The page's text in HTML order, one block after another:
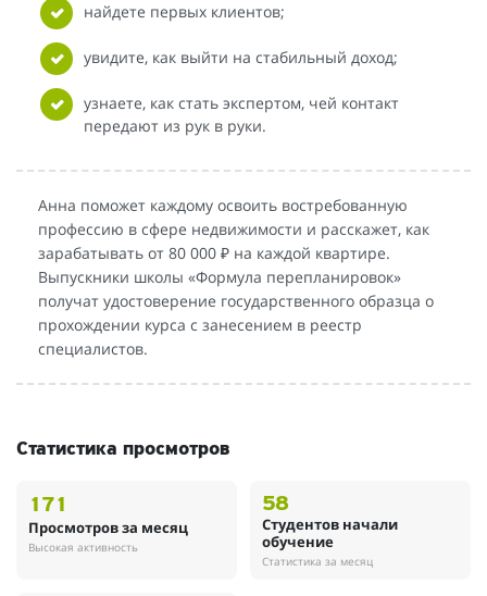
найдете первых клиентов;
увидите, как выйти на стабильный доход;
узнаете, как стать экспертом, чей контакт
передают из рук в руки.
Анна поможет каждому освоить востребованную
профессию в сфере недвижимости и расскажет, как
зарабатывать от 80 000 ₽ на каждой квартире.
Выпускники школы «Формула перепланировок»
получат удостоверение государственного образца о
прохождении курса с занесением в реестр
специалистов.
Статистика просмотров
171
Просмотров за месяц
Высокая активность
58
Студентов начали
обучение
Статистика за месяц